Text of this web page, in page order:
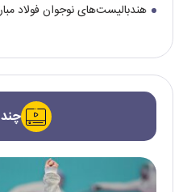
هندبالیست‌های نوجوان فولاد